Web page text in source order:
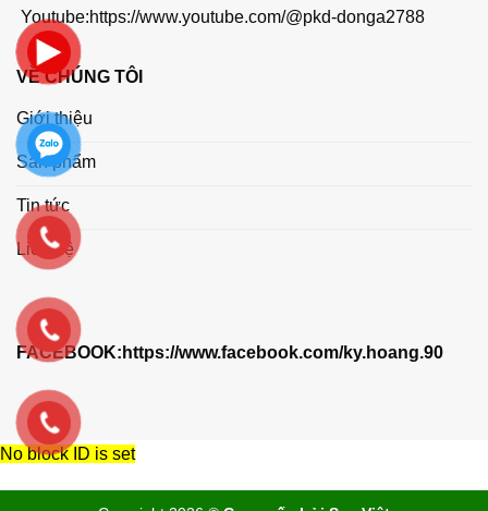
Youtube:https://www.youtube.com/@pkd-donga2788
VỀ CHÚNG TÔI
Giới thiệu
Sản phẩm
Tin tức
Liên hệ
FACEBOOK: https://www.facebook.com/ky.hoang.90
No block ID is set